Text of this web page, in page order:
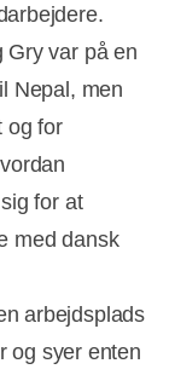
Gry var på en
Nepal, men
og for
for at
med dansk
arbejdsplads
og syer enten